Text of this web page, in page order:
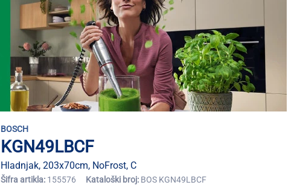
BOSCH
KGN49LBCF
Hladnjak, 203x70cm, NoFrost, C
Šifra artikla: 155576 Kataloški broj: BOS KGN49LBCF